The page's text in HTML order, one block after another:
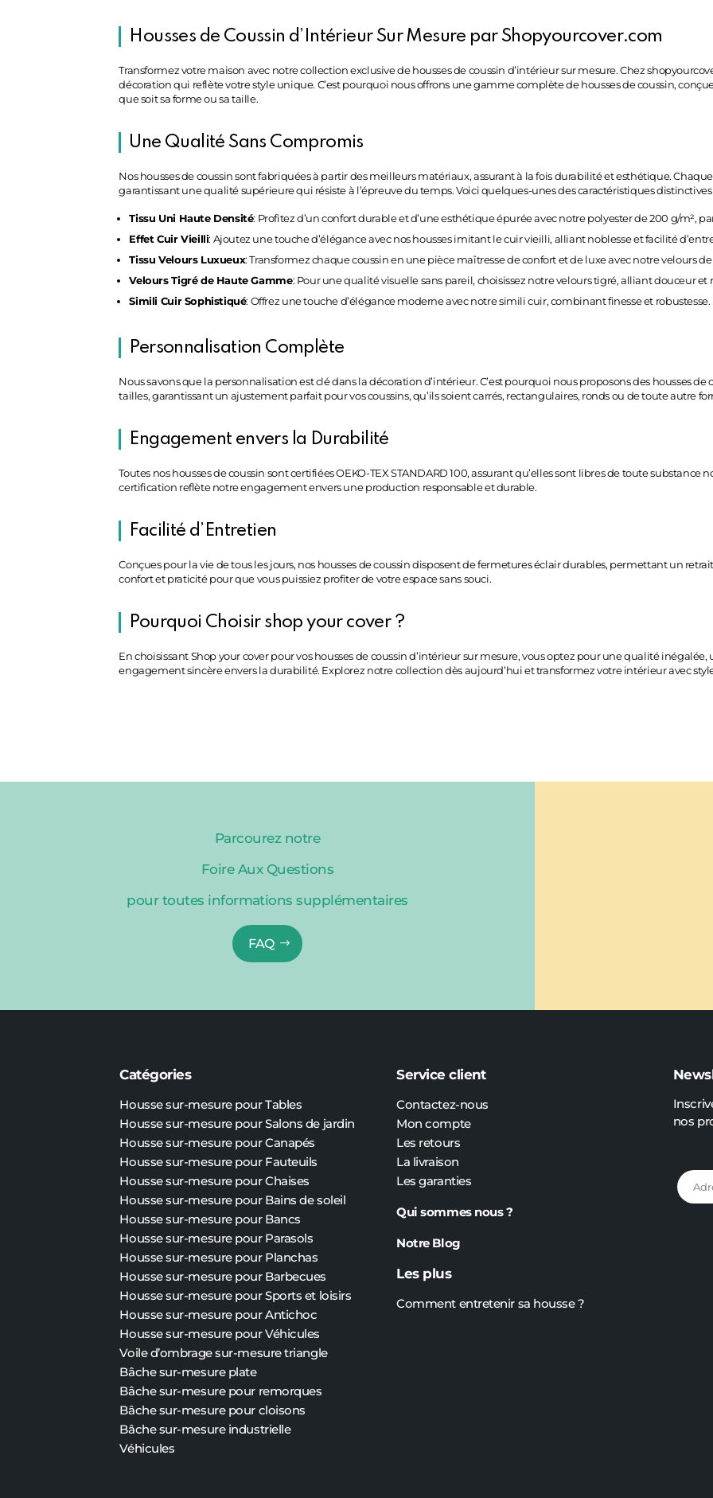
Housses de Coussin d’Intérieur Sur Mesure par Shopyourcover.com
Transformez votre maison avec notre collection exclusive de housses de coussin d’intérieur sur mesure. Chez
décoration qui reflète votre style unique. C’est pourquoi nous offrons une gamme complète de housses de coussin,
que soit sa forme ou sa taille.
Une Qualité Sans Compromis
Nos housses de coussin sont fabriquées à partir des meilleurs matériaux, assurant à la fois durabilité et esthétique.
garantissant une qualité supérieure qui résiste à l’épreuve du temps. Voici quelques-unes des caractéristiques
Tissu Uni Haute Densité: Profitez d’un confort durable et d’une esthétique épurée avec notre polyester de 200 g/m²,
Effet Cuir Vieilli: Ajoutez une touche d’élégance avec nos housses imitant le cuir vieilli, alliant noblesse et facilité
Tissu Velours Luxueux: Transformez chaque coussin en une pièce maîtresse de confort et de luxe avec notre velours de
Velours Tigré de Haute Gamme: Pour une qualité visuelle sans pareil, choisissez notre velours tigré, alliant douceur
Simili Cuir Sophistiqué: Offrez une touche d’élégance moderne avec notre simili cuir, combinant finesse et robustesse.
Personnalisation Complète
Nous savons que la personnalisation est clé dans la décoration d’intérieur. C’est pourquoi nous proposons des housses
tailles, garantissant un ajustement parfait pour vos coussins, qu’ils soient carrés, rectangulaires, ronds ou de toute autre
Engagement envers la Durabilité
Toutes nos housses de coussin sont certifiées OEKO-TEX STANDARD 100, assurant qu’elles sont libres de toute
certification reflète notre engagement envers une production responsable et durable.
Facilité d’Entretien
Conçues pour la vie de tous les jours, nos housses de coussin disposent de fermetures éclair durables, permettant un
confort et praticité pour que vous puissiez profiter de votre espace sans souci.
Pourquoi Choisir shop your cover ?
En choisissant Shop your cover pour vos housses de coussin d’intérieur sur mesure, vous optez pour une qualité
engagement sincère envers la durabilité. Explorez notre collection dès aujourd’hui et transformez votre intérieur avec
Parcourez notre
Foire Aux Questions
pour toutes informations supplémentaires
FAQ
Catégories
Housse sur-mesure pour Tables
Housse sur-mesure pour Salons de jardin
Housse sur-mesure pour Canapés
Housse sur-mesure pour Fauteuils
Housse sur-mesure pour Chaises
Housse sur-mesure pour Bains de soleil
Housse sur-mesure pour Bancs
Housse sur-mesure pour Parasols
Housse sur-mesure pour Planchas
Housse sur-mesure pour Barbecues
Housse sur-mesure pour Sports et loisirs
Housse sur-mesure pour Antichoc
Housse sur-mesure pour Véhicules
Voile d’ombrage sur-mesure triangle
Bâche sur-mesure plate
Bâchesur-mesurepour remorques
Bâchesur-mesurepour cloisons
Bâchesur-mesureindustrielle
Véhicules
Service client
Contactez-nous
Mon compte
Les retours
La livraison
Les garanties
Qui sommes nous ?
Notre Blog
Les plus
Comment entretenir sa housse ?
nos